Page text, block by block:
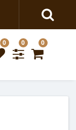
0 0 0